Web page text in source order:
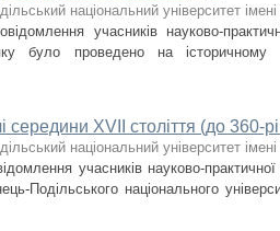
національний університет
учасників науково-
було проведено на історичному
середини XVII століття (до 360-
національний університет
учасників науково-
Подільського національного